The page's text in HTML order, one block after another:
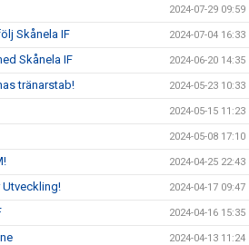
2024-07-29 09:59
Skånela IF 2024-07-04 16:33
Skånela IF 2024-06-20 14:35
tränarstab! 2024-05-23 10:33
2024-05-15 11:23
2024-05-08 17:10
2024-04-25 22:43
Utveckling! 2024-04-17 09:47
2024-04-16 15:35
2024-04-13 11:24